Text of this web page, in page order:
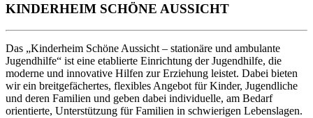
KINDERHEIM SCHÖNE AUSSICHT
Das „Kinderheim Schöne Aussicht – stationäre und ambulante
Jugendhilfe“ ist eine etablierte Einrichtung der Jugendhilfe, die
moderne und innovative Hilfen zur Erziehung leistet. Dabei bieten
wir ein breitgefächertes, flexibles Angebot für Kinder, Jugendliche
und deren Familien und geben dabei individuelle, am Bedarf
orientierte, Unterstützung für Familien in schwierigen Lebenslagen.